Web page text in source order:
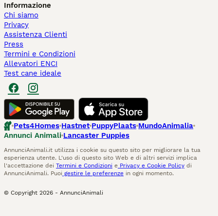
Informazione
Chi siamo
Privacy
Assistenza Clienti
Press
Termini e Condizioni
Allevatori ENCI
Test cane ideale
Pets4Homes Hastnet PuppyPlaats MundoAnimalia
Annunci Animali Lancaster Puppies
AnnunciAnimali.it utilizza i cookie su questo sito per migliorare la tua
esperienza utente. L'uso di questo sito Web e di altri servizi implica
l'accettazione dei Termini e Condizioni e Privacy e Cookie Policy di
AnnunciAnimali. Puoi gestire le preferenze in ogni momento.
© Copyright 2026 - AnnunciAnimali